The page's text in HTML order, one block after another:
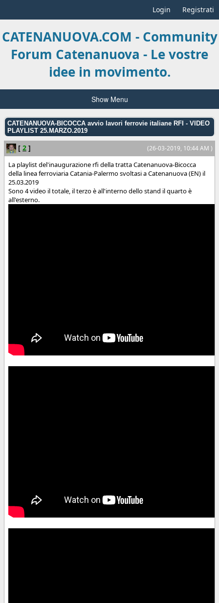
Login Registrati
CATENANUOVA.COM - Community
Forum Catenanuova - Le vostre
idee in movimento.
Show Menu
CATENANUOVA-BICOCCA avvio lavori ferrovie italiane RFI - VIDEO
PLAYLIST 25.MARZO.2019
(26-03-2019, 10:44 AM )
[ 2 ]
La playlist del'inaugurazione rfi della tratta Catenanuova-Bicocca
della linea ferroviaria Catania-Palermo svoltasi a Catenanuova (EN) il
25.03.2019
Sono 4 video il totale, il terzo è all'interno dello stand il quarto è
all'esterno.